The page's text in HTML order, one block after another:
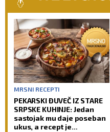
MRSNI RECEPTI
PEKARSKI ĐUVEČ IZ STARE
SRPSKE KUHINJE: Jedan
sastojak mu daje poseban
ukus, a recept je